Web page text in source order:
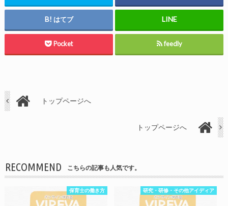
はてブ
Pocket feedly
トップページへ
トップページへ
RECOMMEND こちらの記事も人気です。
保育士の働き方 研究・研修・その他アイディア